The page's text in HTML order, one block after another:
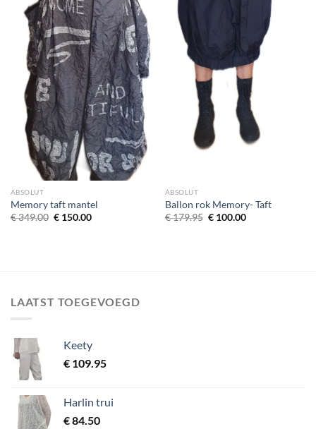
ABSOLUT
Memory taft mantel
€349.00 Oorspronkelijke
€150.00Huidige
ABSOLUT
Ballon rok Memory- Taft
€179.95 Oorspronkelijke
€100.00Huidige
LAATST TOEGEVOEGD
Keety
€ 109.95
Harlin trui
€84.50